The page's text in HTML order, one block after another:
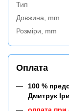
Тип
Довжина, mm
Розміри, mm
Оплата
100 %
Дмитрук